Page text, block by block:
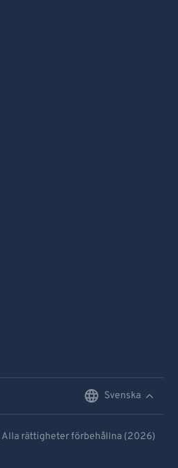
Svenska
Alla rättigheter förbehållna (2026)